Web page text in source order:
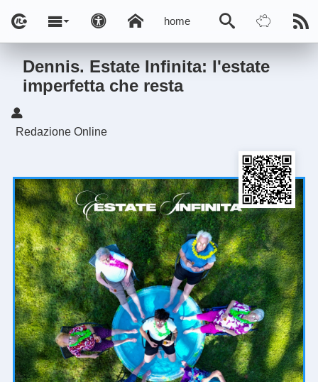
home
Dennis. Estate Infinita: l'estate
imperfetta che resta
Redazione Online